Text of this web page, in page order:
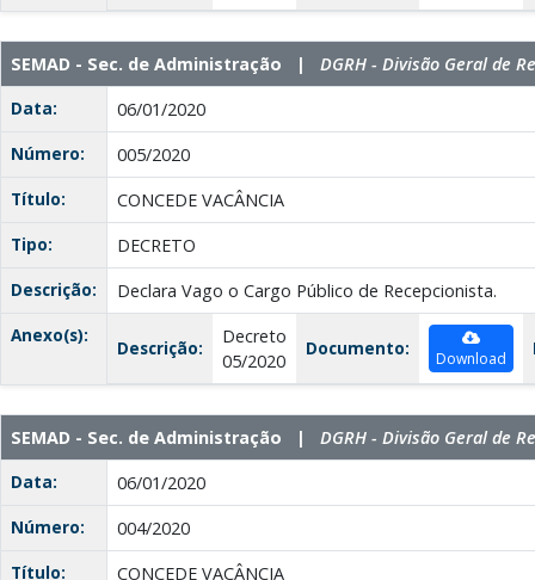
SEMAD - Sec. de Administração | DGRH - Divisão Geral de
Data:
06/01/2020
Número:
005/2020
Título:
CONCEDE VACÂNCIA
Tipo:
DECRETO
Descrição:
Declara Vago o Cargo Público de Recepcionista.
Anexo(s):
Descrição:
Decreto
05/2020
Documento: Download
SEMAD - Sec. de Administração | DGRH - Divisão Geral de
Data:
06/01/2020
Número:
004/2020
Título:
CONCEDE VACÂNCIA